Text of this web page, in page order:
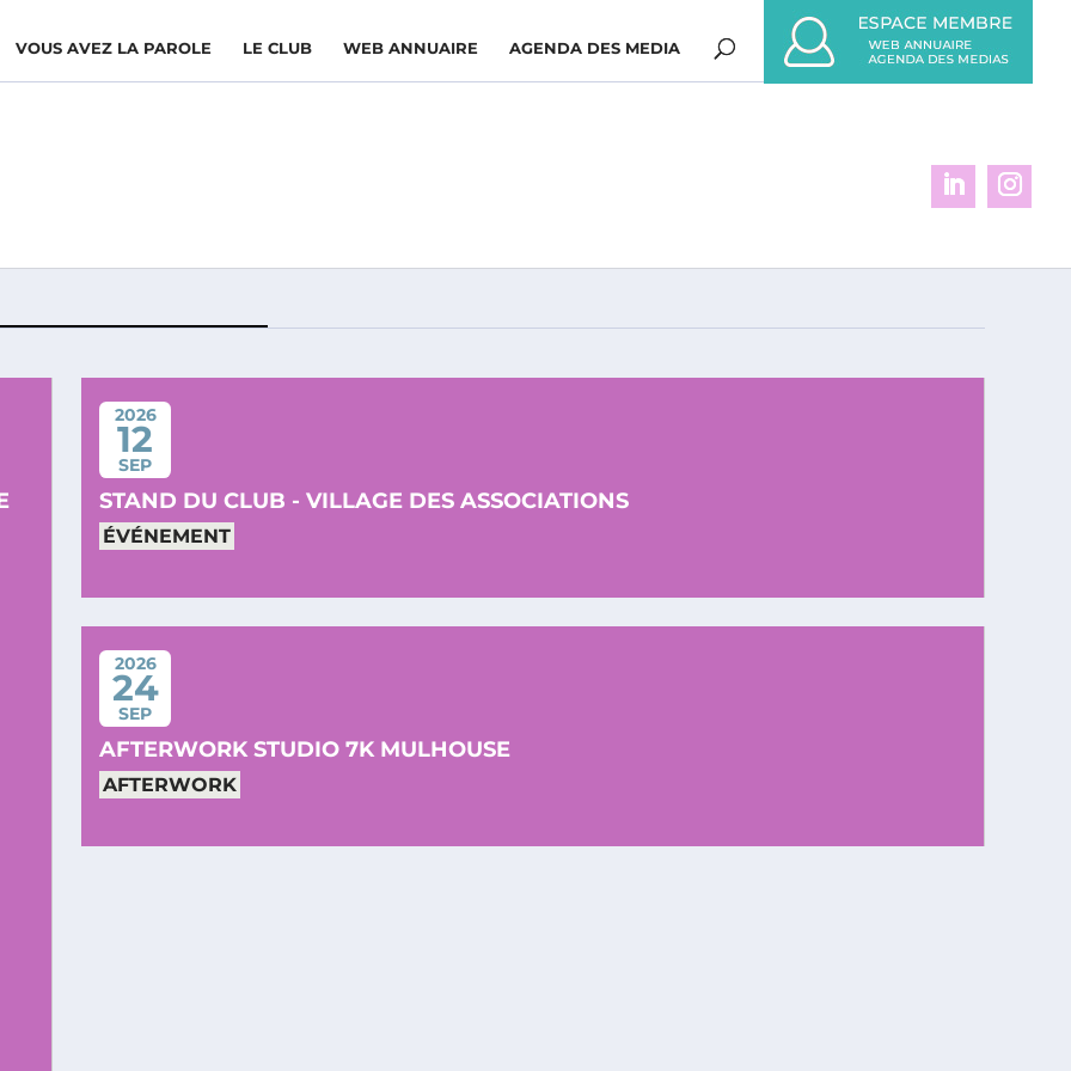
VOUS AVEZ LA PAROLE LE CLUB WEB ANNUAIRE AGENDA DES MEDIA
2026
12
SEP
STAND DU CLUB - VILLAGE DES ASSOCIATIONS
ÉVÉNEMENT
2026
24
SEP
AFTERWORK STUDIO 7K MULHOUSE
AFTERWORK